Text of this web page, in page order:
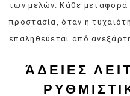
των μελών. Κάθε μεταφορά
προστασία, όταν η
επαληθεύεται από
ΆΔΕΙΕΣ